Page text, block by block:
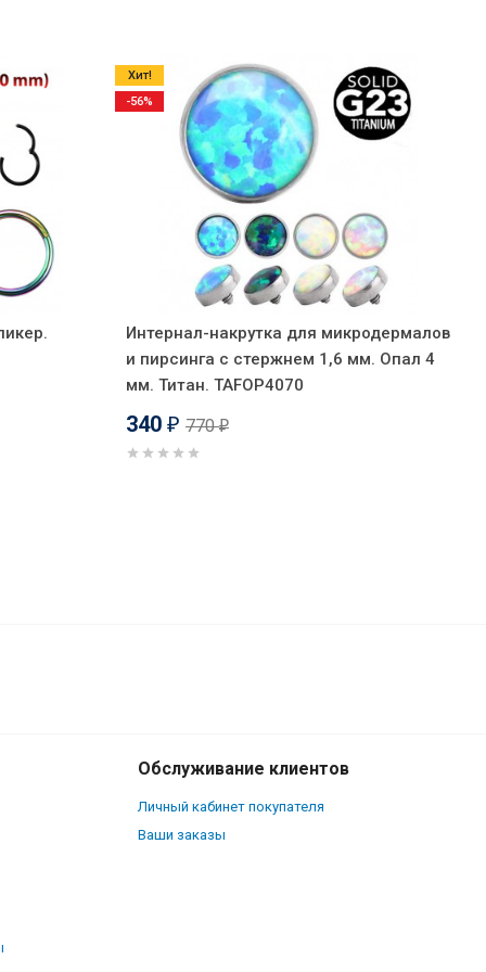
Интернал-накрутка для микродермалов
и пирсинга с стержнем 1,6 мм. Опал 4
мм. Титан. TAFOP4070
340 ₽ 770₽
Хит!
-56%
Обслуживание клиентов
Личный кабинет покупателя
Ваши заказы